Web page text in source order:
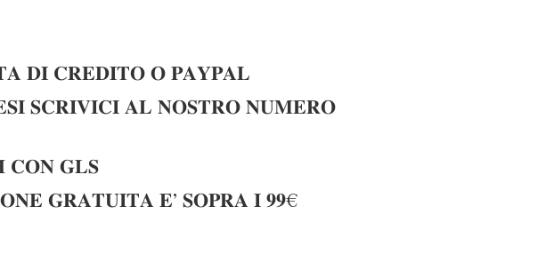
𝐃𝐈 𝐂𝐑𝐄𝐃𝐈𝐓𝐎 𝐎 𝐏𝐀𝐘𝐏𝐀𝐋
𝐒𝐂𝐑𝐈𝐕𝐈𝐂𝐈 𝐀𝐋 𝐍𝐎𝐒𝐓𝐑𝐎 𝐍𝐔𝐌𝐄𝐑𝐎
𝐂𝐎𝐍 𝐆𝐋𝐒
𝐆𝐑𝐀𝐓𝐔𝐈𝐓𝐀 𝐄’ 𝐒𝐎𝐏𝐑𝐀 𝐈 𝟗𝟗€